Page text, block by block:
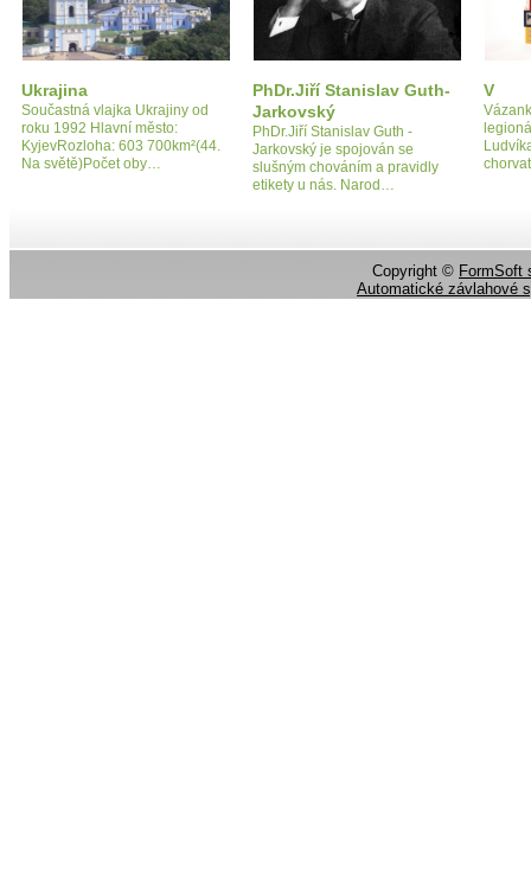
Ukrajina
Součastná vlajka Ukrajiny od
roku 1992 Hlavní město:
KyjevRozloha: 603 700km²(44.
Na světě)Počet oby…
PhDr.Jiří Stanislav Guth-
Jarkovský
PhDr.Jiří Stanislav Guth -
Jarkovský je spojován se
slušným chováním a pravidly
etikety u nás. Narod…
V
Copyright © FormSoft
Automatické závlahové